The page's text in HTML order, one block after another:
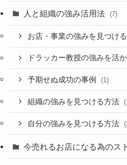
人と組織の強み活用法 (7)
お店・事業の強みを見つけ
ドラッカー教授の強みを活
予期せぬ成功の事例 (1)
組織の強みを見つける方法
自分の強みを見つける方法
今売れるお店になる為のス